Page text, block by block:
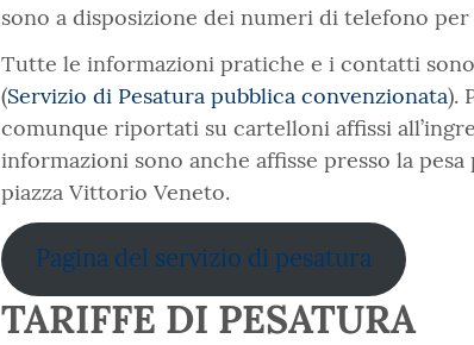
sono a disposizione dei numeri di telefono
Tutte le informazioni pratiche e i contatti
(Servizio di Pesatura pubblica convenzionata).
comunque riportati su cartelloni affissi
informazioni sono anche affisse presso la
piazza Vittorio Veneto.
Pagina del servizio di pesatura
TARIFFE DI PESATURA